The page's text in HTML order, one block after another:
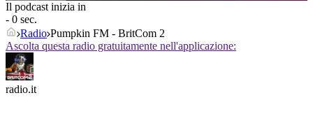
Il podcast inizia in
- 0 sec.
Radio Pumpkin FM - BritCom 2
Ascolta questa radio gratuitamente nell'applicazione:
radio.it